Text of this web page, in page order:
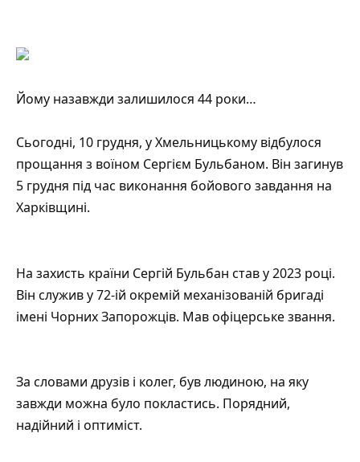
Йому назавжди залишилося 44 роки…
Сьогодні, 10 грудня, у Хмельницькому відбулося
прощання з воїном Сергієм Бульбаном. Він загинув
5 грудня під час виконання бойового завдання на
Харківщині.
На захисть країни Сергій Бульбан став у 2023 році.
Він служив у 72-ій окремій механізованій бригаді
імені Чорних Запорожців. Мав офіцерське звання.
За словами друзів і колег, був людиною, на яку
завжди можна було покластись. Порядний,
надійний і оптиміст.